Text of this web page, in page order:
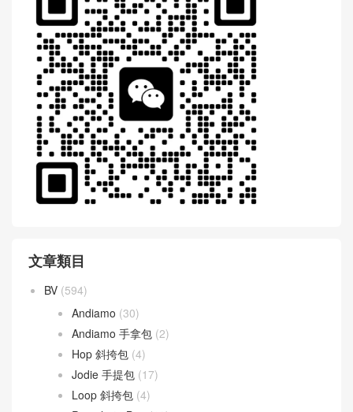
文章類目
Andiamo
Andiamo 手拿包
Hop 斜挎包 (4)
Jodie 手提包(17)
Loop 斜挎包(4)
Parachute Bag(10)